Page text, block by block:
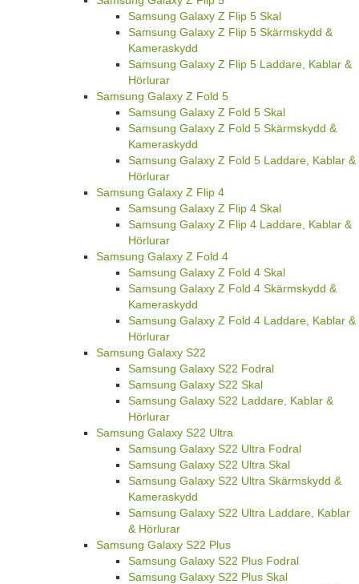
Samsung Galaxy Z Flip 5 Skal
Samsung Galaxy Z Flip 5 Skärmskydd &
Kameraskydd
Samsung Galaxy Z Flip 5 Laddare, Kablar &
Hörlurar
Samsung Galaxy Z Fold 5
Samsung Galaxy Z Fold 5 Skal
Samsung Galaxy Z Fold 5 Skärmskydd &
Kameraskydd
Samsung Galaxy Z Fold 5 Laddare, Kablar &
Hörlurar
Samsung Galaxy Z Flip 4
Samsung Galaxy Z Flip 4 Skal
Samsung Galaxy Z Flip 4 Laddare, Kablar &
Hörlurar
Samsung Galaxy Z Fold 4
Samsung Galaxy Z Fold 4 Skal
Samsung Galaxy Z Fold 4 Skärmskydd &
Kameraskydd
Samsung Galaxy Z Fold 4 Laddare, Kablar &
Hörlurar
Samsung Galaxy S22
Samsung Galaxy S22 Fodral
Samsung Galaxy S22 Skal
Samsung Galaxy S22 Laddare, Kablar &
Hörlurar
Samsung Galaxy S22 Ultra
Samsung Galaxy S22 Ultra Fodral
Samsung Galaxy S22 Ultra Skal
Samsung Galaxy S22 Ultra Skärmskydd &
Kameraskydd
Samsung Galaxy S22 Ultra Laddare, Kablar
& Hörlurar
Samsung Galaxy S22 Plus
Samsung Galaxy S22 Plus Fodral
Samsung Galaxy S22 Plus Skal